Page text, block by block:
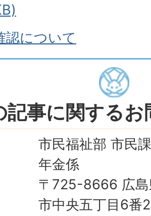
認について
記事に関する
市民福祉部 市民
年金係
〒725-8666 広島
市中央五丁目6番